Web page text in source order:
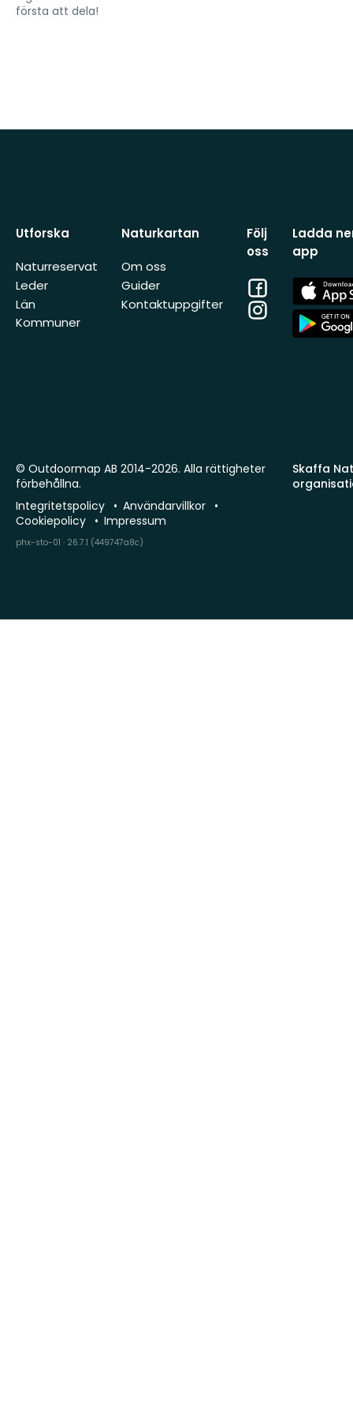
första att dela!
Utforska
Naturreservat
Leder
Län
Kommuner
Naturkartan
Om oss
Guider
Kontaktuppgifter
Följ
oss
Facebook
Instagram
Ladda
app
App
Store
App
Store
Skaffa
© Outdoormap AB 2014-2026. Alla rättigheter
förbehållna.
Integritetspolicy
Användarvillkor
Cookiepolicy
Impressum
phx-sto-01 · 26.7.1 (449747a8c)